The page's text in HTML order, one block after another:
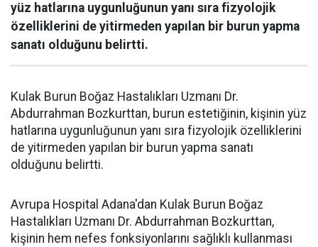
yüz hatlarına uygunluğunun yanı sıra fizyolojik
özelliklerini de yitirmeden yapılan bir burun yapma
sanatı olduğunu belirtti.
Kulak Burun Boğaz Hastalıkları Uzmanı Dr.
Abdurrahman Bozkurttan, burun estetiğinin, kişinin yüz
hatlarına uygunluğunun yanı sıra fizyolojik özelliklerini
de yitirmeden yapılan bir burun yapma sanatı
olduğunu belirtti.
Avrupa Hospital Adana'dan Kulak Burun Boğaz
Hastalıkları Uzmanı Dr. Abdurrahman Bozkurttan,
kişinin hem nefes fonksiyonlarını sağlıklı kullanması